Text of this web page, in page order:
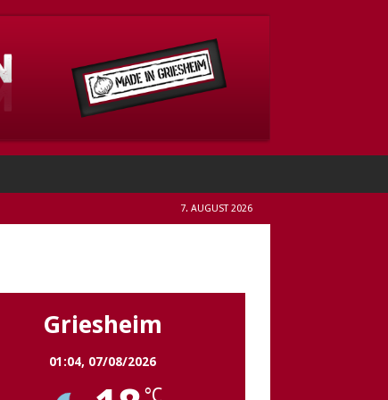
7. AUGUST 2026
Griesheim
01:04, 07/08/2026
°C